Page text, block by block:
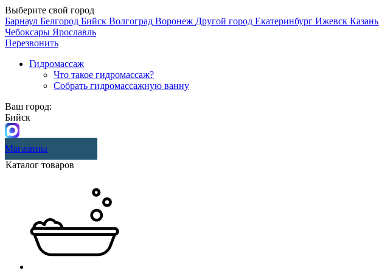
Выберите свой город
Барнаул Белгород Бийск Волгоград Воронеж Другой город Екатеринбург Ижевск Казань
Чебоксары Ярославль
Перезвонить
Гидромассаж
Что такое гидромассаж?
Собрать гидромассажную ванну
Ваш город:
Бийск
Магазины
Каталог товаров